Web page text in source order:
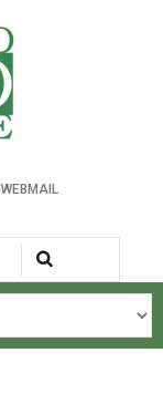
WEBMAIL